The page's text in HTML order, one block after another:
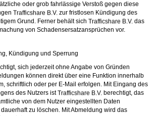
oder grob fahrlässige Verstoß gegen diese
zur fristlosen Kündigung des
Grund. Ferner behält sich
das
von Schadensersatzansprüchen vor.
Kündigung und Sperrung
sich jederzeit ohne Angabe von Gründen
können direkt über eine Funktion innerhalb
schriftlich oder per E-Mail erfolgen. Mit Eingang des
des Nutzers ist
berechtigt, das
von dem Nutzer eingestellten Daten
zu löschen. Mit Abmeldung wird das